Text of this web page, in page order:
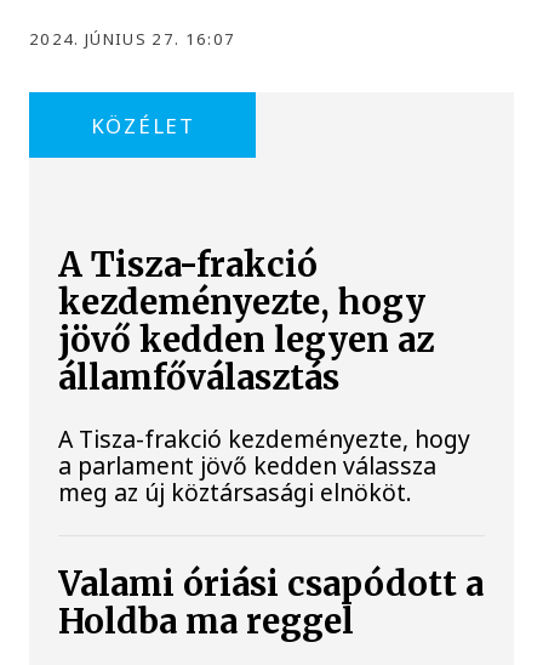
2024. JÚNIUS 27. 16:07
KÖZÉLET
A Tisza-frakció
kezdeményezte, hogy
jövő kedden legyen az
államfőválasztás
A Tisza-frakció kezdeményezte, hogy
a parlament jövő kedden válassza
meg az új köztársasági elnököt.
Valami óriási csapódott a
Holdba ma reggel